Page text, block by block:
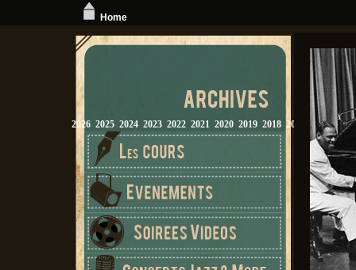
2026 2025 2024 2023 2022 2021 2020 2019 2018 2017 2016 2015
Home